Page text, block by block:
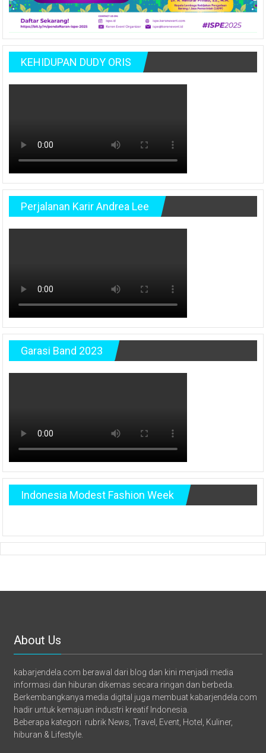
KEHIDUPAN DUDY ORIS
Perjalanan Karir Andrea Lee
Garasi Band 2023
Indonesia Modest Fashion Week
About Us
kabarjendela.com berawal dari blog dan kini menjadi media
informasi dan hiburan dikemas secara ringan dan berbeda.
Berkembangkanya media digital juga membuat kabarjendela.com
hadir untuk kemajuan industri kreatif Indonesia.
Beberapa kategori rubrik News, Travel, Event, Hotel, Kuliner,
hiburan & Lifestyle.